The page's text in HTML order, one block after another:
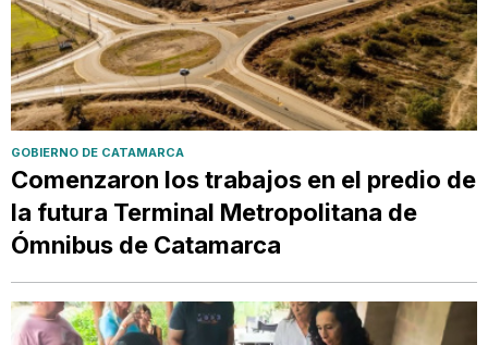
GOBIERNO DE CATAMARCA
Comenzaron los trabajos en el predio de
la futura Terminal Metropolitana de
Ómnibus de Catamarca